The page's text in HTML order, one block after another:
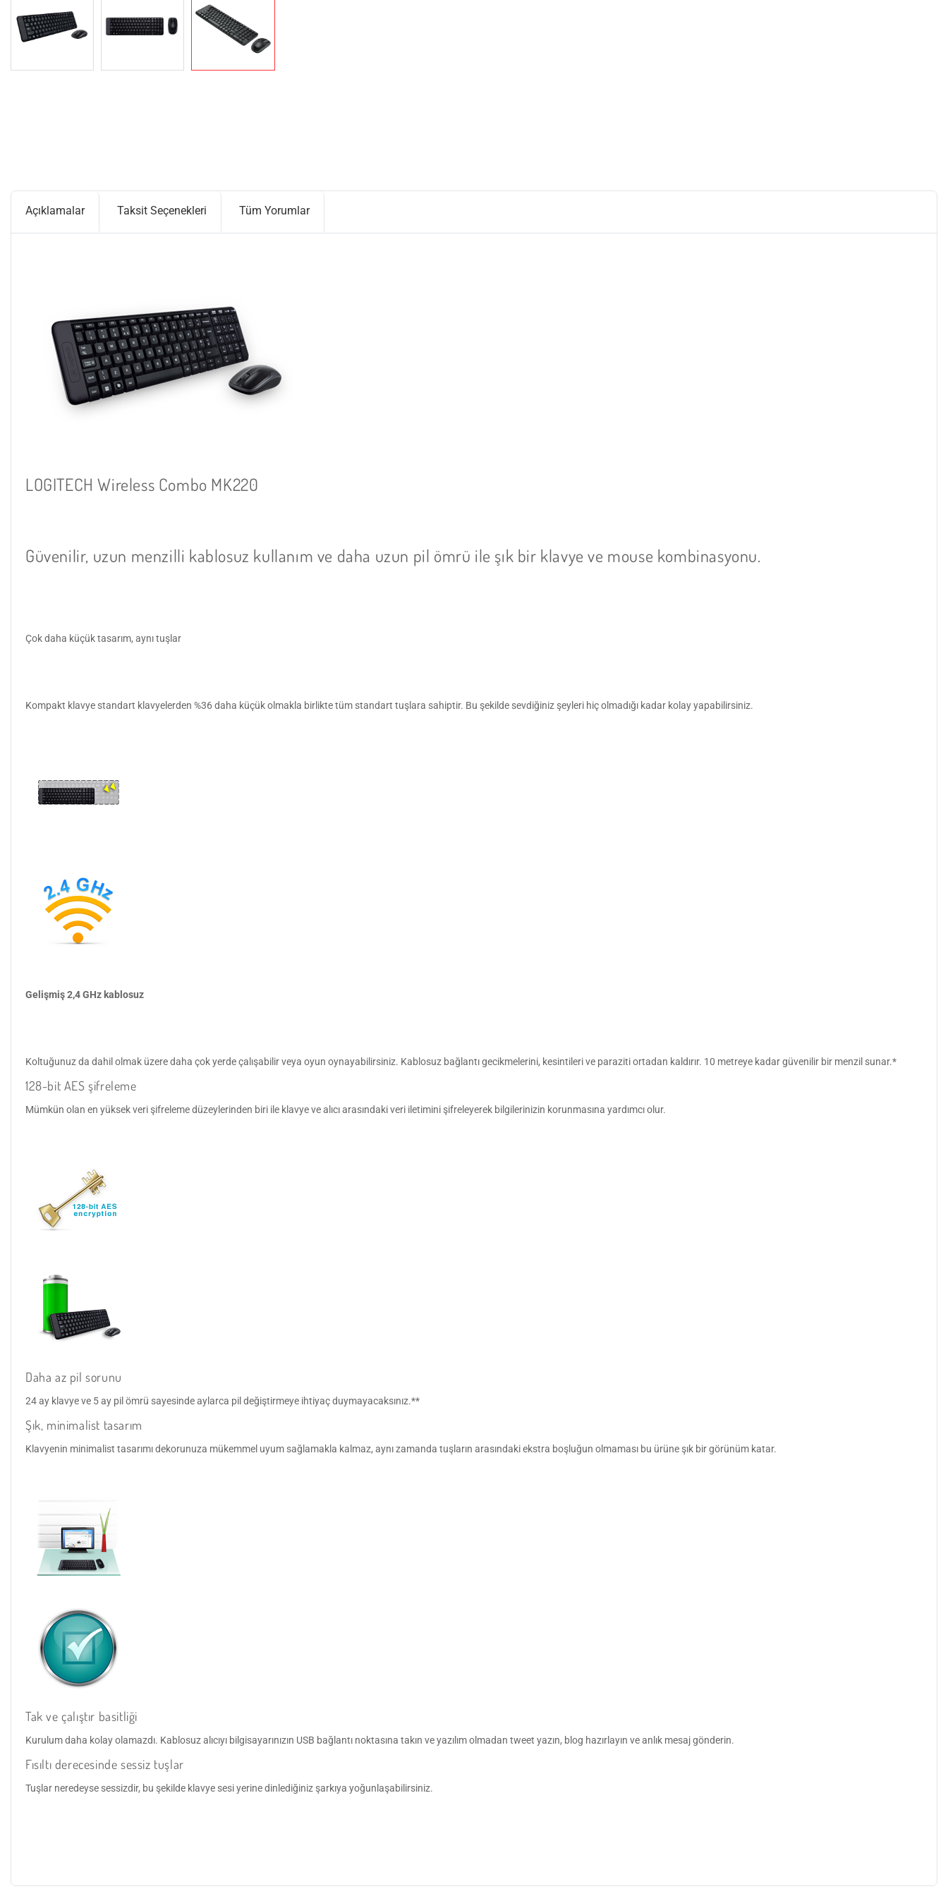
Açıklamalar Taksit Seçenekleri Tüm Yorumlar
LOGITECH Wireless Combo MK220
Güvenilir, uzun menzilli kablosuz kullanım ve daha uzun pil ömrü ile şık bir klavye ve mouse kombinasyonu.
Çok daha küçük tasarım, aynı tuşlar
Kompakt klavye standart klavyelerden %36 daha küçük olmakla birlikte tüm standart tuşlara sahiptir. Bu şekilde sevdiğiniz şeyleri hiç olmadığı kadar kolay yapabilirsiniz.
Gelişmiş 2,4 GHz kablosuz
Koltuğunuz da dahil olmak üzere daha çok yerde çalışabilir veya oyun oynayabilirsiniz. Kablosuz bağlantı gecikmelerini, kesintileri ve paraziti ortadan kaldırır. 10 metreye kadar güvenilir bir menzil sunar.*
128-bit AES şifreleme
Mümkün olan en yüksek veri şifreleme düzeylerinden biri ile klavye ve alıcı arasındaki veri iletimini şifreleyerek bilgilerinizin korunmasına yardımcı olur.
Daha az pil sorunu
24 ay klavye ve 5 ay pil ömrü sayesinde aylarca pil değiştirmeye ihtiyaç duymayacaksınız.**
Şık, minimalist tasarım
Klavyenin minimalist tasarımı dekorunuza mükemmel uyum sağlamakla kalmaz, aynı zamanda tuşların arasındaki ekstra boşluğun olmaması bu ürüne şık bir görünüm katar.
Tak ve çalıştır basitliği
Kurulum daha kolay olamazdı. Kablosuz alıcıyı bilgisayarınızın USB bağlantı noktasına takın ve yazılım olmadan tweet yazın, blog hazırlayın ve anlık mesaj gönderin.
Fısıltı derecesinde sessiz tuşlar
Tuşlar neredeyse sessizdir, bu şekilde klavye sesi yerine dinlediğiniz şarkıya yoğunlaşabilirsiniz.